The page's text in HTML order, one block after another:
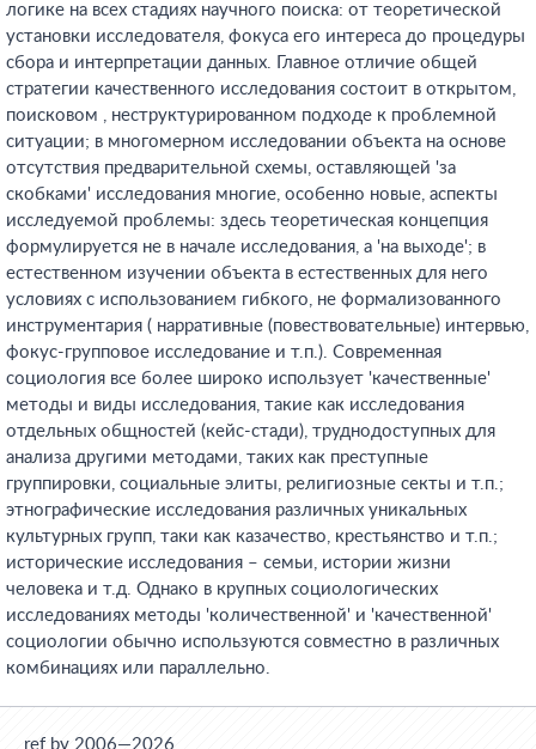
логике на всех стадиях научного поиска: от теоретической
установки исследователя, фокуса его интереса до процедуры
сбора и интерпретации данных. Главное отличие общей
стратегии качественного исследования состоит в открытом,
поисковом , неструктурированном подходе к проблемной
ситуации; в многомерном исследовании объекта на основе
отсутствия предварительной схемы, оставляющей 'за
скобками' исследования многие, особенно новые, аспекты
исследуемой проблемы: здесь теоретическая концепция
формулируется не в начале исследования, а 'на выходе'; в
естественном изучении объекта в естественных для него
условиях с использованием гибкого, не формализованного
инструментария ( нарративные (повествовательные) интервью,
фокус-групповое исследование и т.п.). Современная
социология все более широко использует 'качественные'
методы и виды исследования, такие как исследования
отдельных общностей (кейс-стади), труднодоступных для
анализа другими методами, таких как преступные
группировки, социальные элиты, религиозные секты и т.п.;
этнографические исследования различных уникальных
культурных групп, таки как казачество, крестьянство и т.п.;
исторические исследования – семьи, истории жизни
человека и т.д. Однако в крупных социологических
исследованиях методы 'количественной' и 'качественной'
социологии обычно используются совместно в различных
комбинациях или параллельно.
ref.by 2006—2026